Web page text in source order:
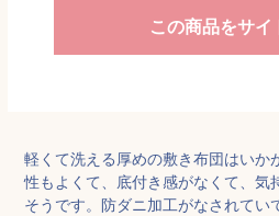
この商品をサイ
軽くて洗える厚めの敷き布団はいか
性もよくて、底付き感がなくて、気
そうです。防ダニ加工がなされてい